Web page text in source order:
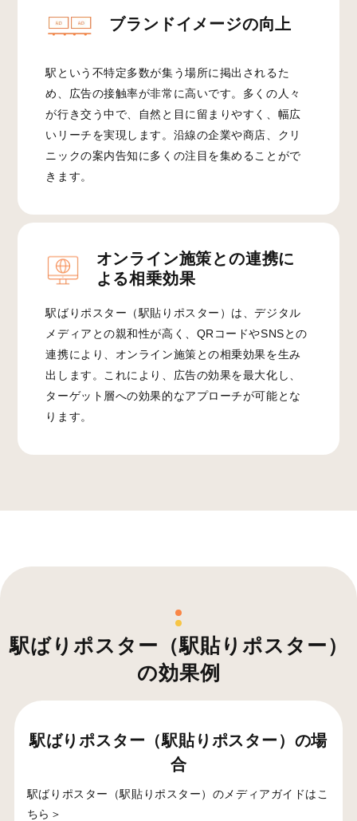
ブランドイメージの向上
駅という不特定多数が集う場所に掲出されるた
め、広告の接触率が非常に高いです。多くの人々
が行き交う中で、自然と目に留まりやすく、幅広
いリーチを実現します。沿線の企業や商店、クリ
ニックの案内告知に多くの注目を集めることがで
きます。
オンライン施策との連携に
よる相乗効果
駅ばりポスター（駅貼りポスター）は、デジタル
メディアとの親和性が高く、QRコードやSNSとの
連携により、オンライン施策との相乗効果を生み
出します。これにより、広告の効果を最大化し、
ターゲット層への効果的なアプローチが可能とな
ります。
駅ばりポスター（駅貼りポスター）
の効果例
駅ばりポスター（駅貼りポスター）の場
合
駅ばりポスター（駅貼りポスター）のメディアガイドはこ
ちら＞